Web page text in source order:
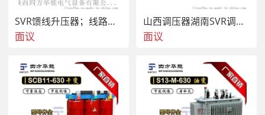
SVR馈线升压器；线路自动调压器 末端低电压治理
面议
山西调压器湖南SVR调压器湖北新疆调压器甘肃调压器
面议